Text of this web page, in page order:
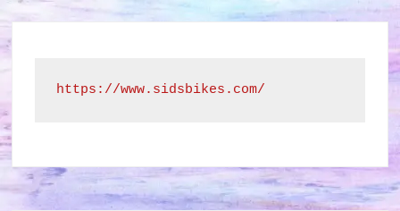
https://www.sidsbikes.com/